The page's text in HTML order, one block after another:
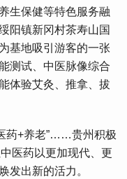
生保健等特色服务融
阳镇新冈村茶寿山国
基地吸引游客的一张
测试、中医脉像综合
体验艾灸、推拿、拔
药+养老”……贵州积极
医药以更加现代、更
发出新的活力。